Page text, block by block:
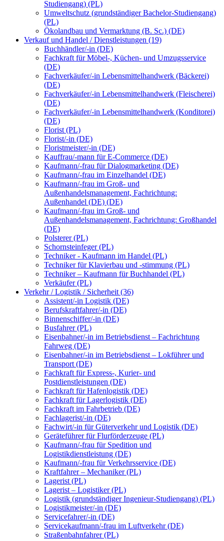
Studiengang) (PL)
Umweltschutz (grundständiger Bachelor-Studiengang)
(PL)
Ökolandbau und Vermarktung (B. Sc.) (DE)
Verkauf und Handel / Dienstleistungen (19)
Buchhändler/-in (DE)
Fachkraft für Möbel-, Küchen- und Umzugsservice
(DE)
Fachverkäufer/-in Lebensmittelhandwerk (Bäckerei)
(DE)
Fachverkäufer/-in Lebensmittelhandwerk (Fleischerei)
(DE)
Fachverkäufer/-in Lebensmittelhandwerk (Konditorei)
(DE)
Florist (PL)
Florist/-in (DE)
Floristmeister/-in (DE)
Kauffrau/-mann für E-Commerce (DE)
Kaufmann/-frau für Dialogmarketing (DE)
Kaufmann/-frau im Einzelhandel (DE)
Kaufmann/-frau im Groß- und
Außenhandelsmanagement, Fachrichtung:
Außenhandel (DE) (DE)
Kaufmann/-frau im Groß- und
Außenhandelsmanagement, Fachrichtung: Großhandel
(DE)
Polsterer (PL)
Schornsteinfeger (PL)
Techniker - Kaufmann im Handel (PL)
Techniker für Klavierbau und -stimmung (PL)
Techniker – Kaufmann für Buchhandel (PL)
Verkäufer (PL)
Verkehr / Logistik / Sicherheit (36)
Assistent/-in Logistik (DE)
Berufskraftfahrer/-in (DE)
Binnenschiffer/-in (DE)
Busfahrer (PL)
Eisenbahner/-in im Betriebsdienst – Fachrichtung
Fahrweg (DE)
Eisenbahner/-in im Betriebsdienst – Lokführer und
Transport (DE)
Fachkraft für Express-, Kurier- und
Postdienstleistungen (DE)
Fachkraft für Hafenlogistik (DE)
Fachkraft für Lagerlogistik (DE)
Fachkraft im Fahrbetrieb (DE)
Fachlagerist/-in (DE)
Fachwirt/-in für Güterverkehr und Logistik (DE)
Geräteführer für Flurförderzeuge (PL)
Kaufmann/-frau für Spedition und
Logistikdienstleistung (DE)
Kaufmann/-frau für Verkehrsservice (DE)
Kraftfahrer – Mechaniker (PL)
Lagerist (PL)
Lagerist – Logistiker (PL)
Logistik (grundständiger Ingenieur-Studiengang) (PL)
Logistikmeister/-in (DE)
Servicefahrer/-in (DE)
Servicekaufmann/-frau im Luftverkehr (DE)
Straßenbahnfahrer (PL)